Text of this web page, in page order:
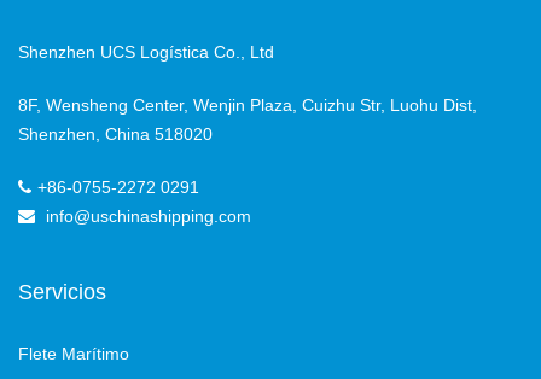
Shenzhen UCS Logística Co., Ltd
8F, Wensheng Center, Wenjin Plaza, Cuizhu Str, Luohu Dist,
Shenzhen, China 518020
+86-0755-2272 0291
info@uschinashipping.com
Servicios
Flete Marítimo